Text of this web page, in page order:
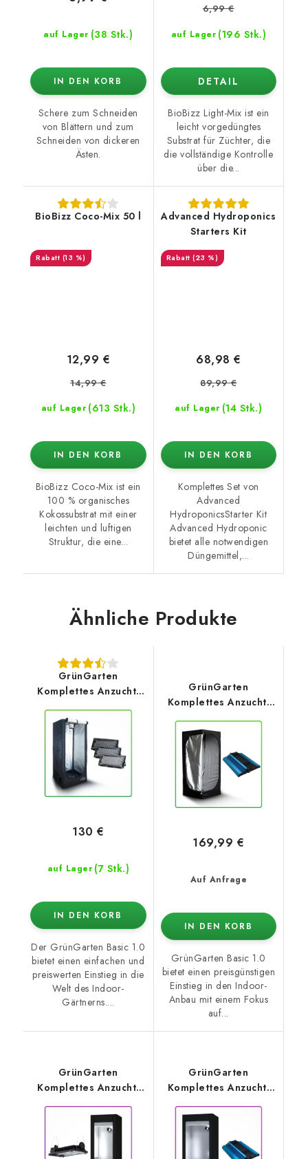
auf Lager (38 Stk.)
IN DEN KORB
Schere zum Schneiden
von Blättern und zum
Schneiden von dickeren
Ästen.
auf Lager (196 Stk.)
6,99 €
DETAIL
BioBizz Light-Mix ist ein
leicht vorgedüngtes
Substrat für Züchter, die
die vollständige Kontrolle
über die...
BioBizz Coco-Mix 50 l
(13 %)
auf Lager (613 Stk.)
12,99 €
14,99 €
IN DEN KORB
BioBizz Coco-Mix ist ein
100 % organisches
Kokossubstrat mit einer
leichten und luftigen
Struktur, die eine...
Advanced Hydroponics
Starters Kit
(23 %)
auf Lager (14 Stk.)
68,98 €
89,99 €
IN DEN KORB
Komplettes Set von
Advanced
HydroponicsStarter Kit
Advanced Hydroponic
bietet alle notwendigen
Düngemittel,...
Ähnliche Produkte
GrünGarten
Komplettes Anzucht-
Set Basic 1.0 – Pure
Tent LITE 60x60x140 +
(3pack) Modulares
Reflektor
auf Lager (7 Stk.)
130 €
IN DEN KORB
Der GrünGarten Basic 1.0
bietet einen einfachen und
preiswerten Einstieg in die
Welt des Indoor-
Gärtnerns....
GrünGarten
Komplettes Anzucht-
Set Basic 1.0 –
Mammoth Lite 80 +
AzureGrow LED panel
100W
Auf Anfrage
169,99 €
IN DEN KORB
GrünGarten Basic 1.0
bietet einen preisgünstigen
Einstieg in den Indoor-
Anbau mit einem Fokus
auf...
GrünGarten
Komplettes Anzucht-
Set PRO 2.0 –
Hydroshoot 60 +
SANSI Reflektor 100W
GrünGarten
Komplettes Anzucht-
Set PRO 2.0 –
Hydroshoot 80 +
AzureGrow 100W